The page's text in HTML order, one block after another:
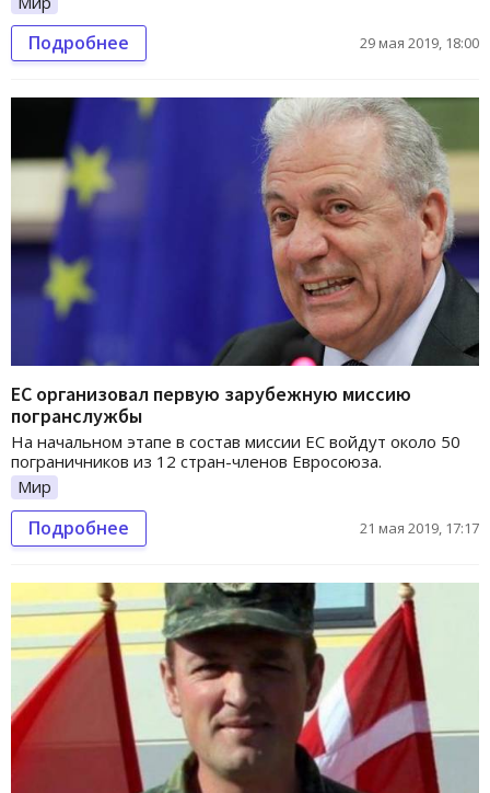
Подробнее 29 мая 2019, 18:00
ЕС организовал первую зарубежную миссию
погранслужбы
На начальном этапе в состав миссии ЕС войдут около 50
пограничников из 12 стран-членов Евросоюза.
Мир
Подробнее 21 мая 2019, 17:17